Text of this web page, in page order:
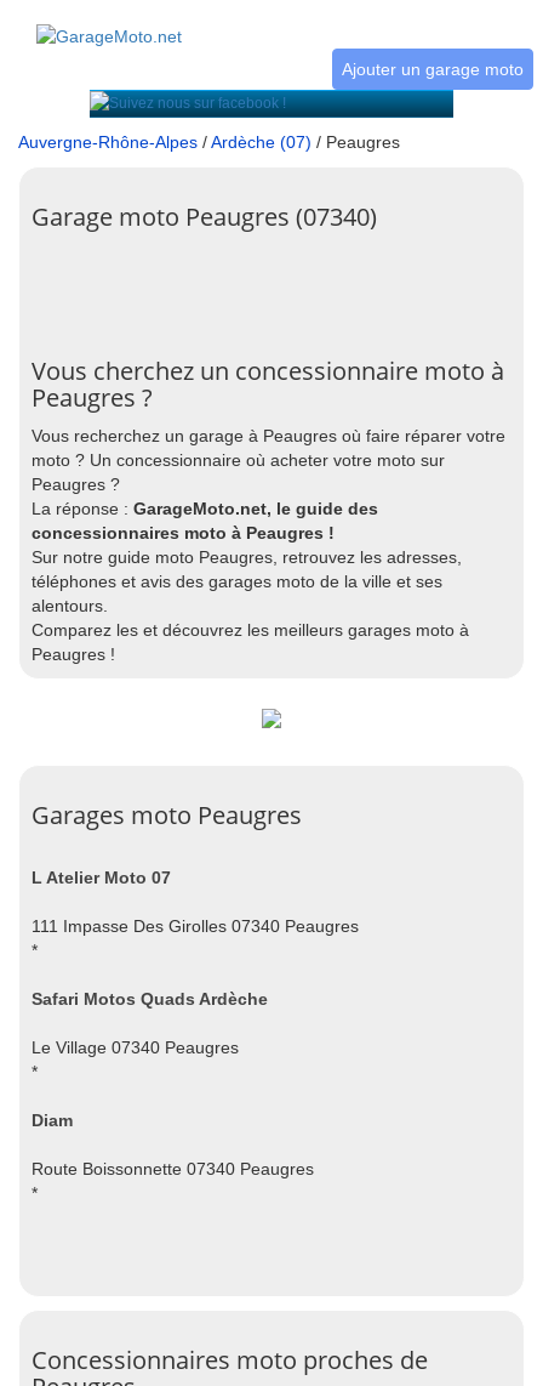
Ajouter un garage moto
Auvergne-Rhône-Alpes /Ardèche (07) / Peaugres
Garage moto Peaugres (07340)
Vous cherchez un concessionnaire moto à
Peaugres ?
Vous recherchez un garage à Peaugres où faire réparer votre
moto ? Un concessionnaire où acheter votre moto sur
Peaugres ?
La réponse : GarageMoto.net, le guide des
concessionnaires moto à Peaugres !
Sur notre guide moto Peaugres, retrouvez les adresses,
téléphones et avis des garages moto de la ville et ses
alentours.
Comparez les et découvrez les meilleurs garages moto à
Peaugres !
Garages moto Peaugres
L Atelier Moto 07
111 Impasse Des Girolles 07340 Peaugres
*
Safari Motos Quads Ardèche
Le Village 07340 Peaugres
*
Diam
Route Boissonnette 07340 Peaugres
*
Concessionnaires moto proches de